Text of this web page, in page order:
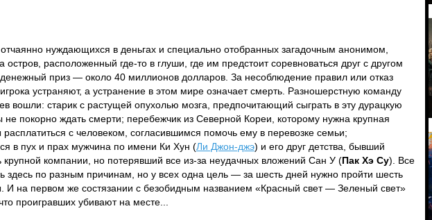
нуждающихся в деньгах и специально отобранных загадочным анонимом,
остров, расположенный где-то в глуши, где им предстоит соревноваться друг с другом
приз — около 40 миллионов долларов. За несоблюдение правил или отказ
устраняют, а устранение в этом мире означает смерть. Разношерстную команду
вошли: старик с растущей опухолью мозга, предпочитающий сыграть в эту дурацкую
не покорно ждать смерти; перебежчик из Северной Кореи, которому нужна крупная
с человеком, согласившимся помочь ему в перевозке семьи;
в пух и прах мужчина по имени Ки Хун (Ли Джон-джэ) и его друг детства, бывший
крупной компании, но потерявший все из-за неудачных вложений Сан У (Пак Хэ Су). Все
здесь по разным причинам, но у всех одна цель — за шесть дней нужно пройти шесть
И на первом же состязании с безобидным названием «Красный свет — Зеленый свет»
проигравших убивают на месте...